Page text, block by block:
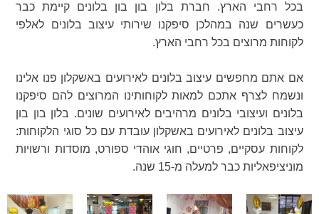
בכל רחבי הארץ. חברת בלון בון בון בלונים קיימת כבר
כעשרים שנה במהלכן סיפקנו שירותי עיצוב בלונים לאלפי
לקוחות מרוצים בכל רחבי הארץ.
אם אתם מחפשים עיצוב בלונים לאירועים באשקלון פנו אלינו
ונשמח לצרף אתכם למאות לקוחותינו המרוצים להם סיפקנו
בלונים ועיצובי בלונים מרהיבים לאירועים שונים. בלון בון בון
עיצוב בלונים לאירועים באשקלון עובדת עם כל סוגי הלקוחות:
לקוחות עסקיים, פרטיים, חוגי אוהדי ספורט, מוסדות ורשויות
מוניציפאליות כבר למעלה מ-15 שנה.